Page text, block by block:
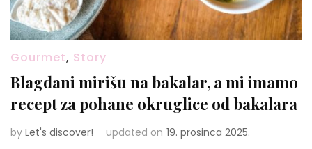
Gourmet, Story
Blagdani mirišu na bakalar, a mi imamo
recept za pohane okruglice od bakalara
by Let's discover! updated on 19. prosinca 2025.